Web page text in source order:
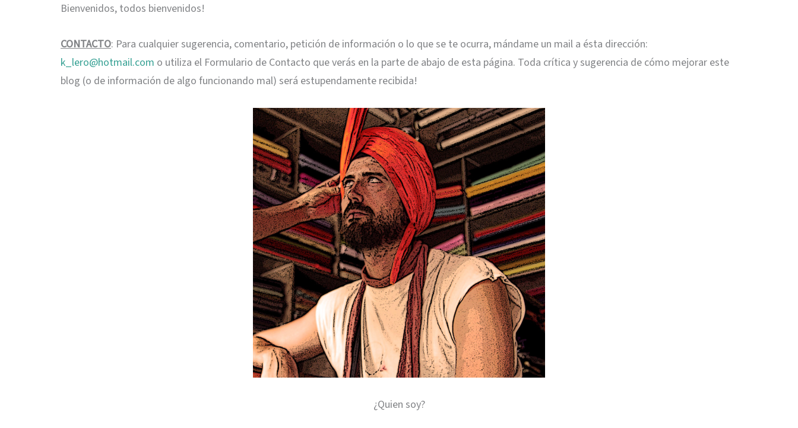
Bienvenidos, todos bienvenidos!
CONTACTO: Para cualquier sugerencia, comentario, petición de información o lo que se te ocurra, mándame un mail a ésta dirección:
k_lero@hotmail.com o utiliza el Formulario de Contacto que verás en la parte de abajo de esta página. Toda crítica y sugerencia de cómo mejorar este
blog (o de información de algo funcionando mal) será estupendamente recibida!
¿Quien soy?